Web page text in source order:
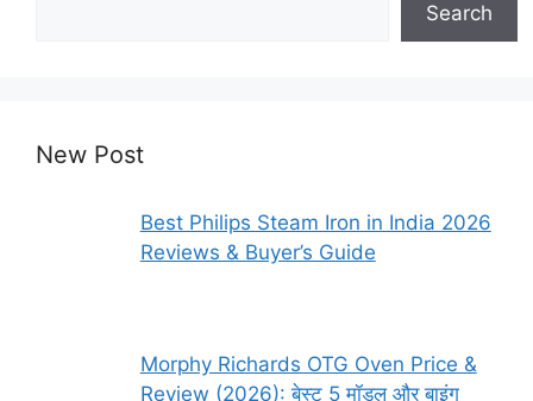
Search
New Post
Best Philips Steam Iron in India 2026
Reviews & Buyer’s Guide
Morphy Richards OTG Oven Price &
Review (2026): बेस्ट 5 मॉडल और बाइंग